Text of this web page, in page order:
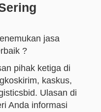
jasa
?
pihak ketiga di
kaskus,
Ulasan di
Anda informasi